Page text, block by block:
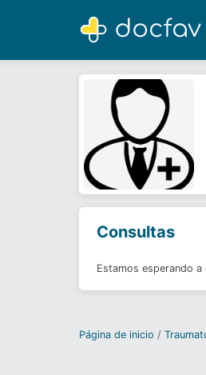
Óscar
Traumatólogo
Consultas
Estamos esperando
Página de inicio